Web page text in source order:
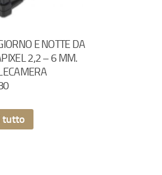
E NOTTE DA
2,2 – 6 MM.
tutto